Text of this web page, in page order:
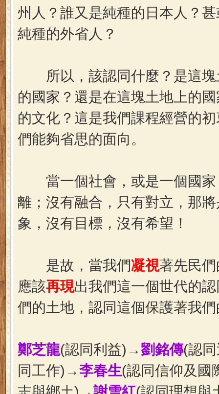
州人？誰又是純種的日本人？
純種的外省人？
所以，該認同什麼？是這塊
的國家？還是在這塊土地上的
的文化？這是我們課程經營的
們能夠省思的面向。
當一個社會，或是一個國家
離；沒有融合，只有對立，那
象，沒有目標，沒有希望！
是故，當我們凝視著先民
應該再現出我們這一個世代的
們的土地，認同這個保護著我
鄭芝龍(認同利益)→劉銘傳(認
同工作)→李春生(認同信仰及